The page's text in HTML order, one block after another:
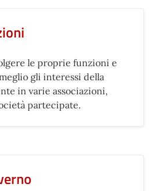
le proprie funzioni e
gli interessi della
in varie associazioni,
partecipate.